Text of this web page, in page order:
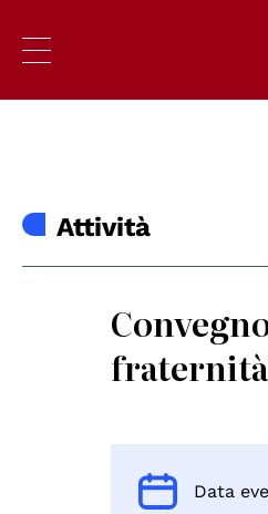
Attività
Data